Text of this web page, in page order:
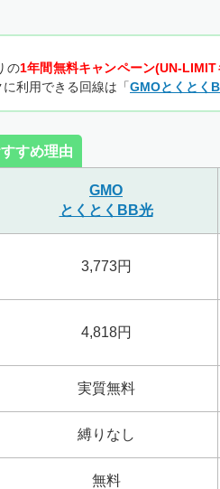
の1年間無料キャンペーン(UN-
利用できる回線は「GMOとくとく
すめ理由
GMO
とくとくBB光
3,773円
4,818円
実質無料
縛りなし
無料